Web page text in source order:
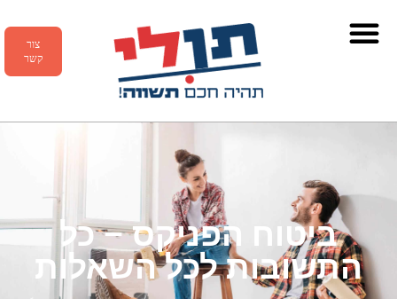
צור
קשר
ביטוח הפניקס – כל
התשובות לכל השאלות